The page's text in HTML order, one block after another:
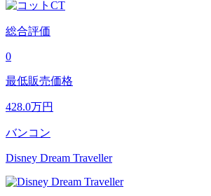
総合評価
0
最低販売価格
428.0万円
バンコン
Disney Dream Traveller